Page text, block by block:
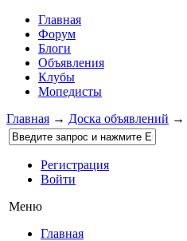
Главная
Форум
Блоги
Объявления
Клубы
Мопедисты
Главная → Доска объявлений →
Регистрация
Войти
Меню
Главная